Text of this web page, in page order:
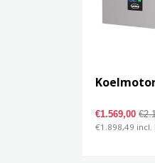
€1.569,00
€1.898,49 incl.